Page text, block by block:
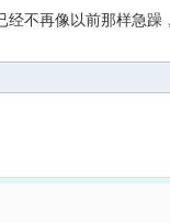
经不再像以前那样急躁